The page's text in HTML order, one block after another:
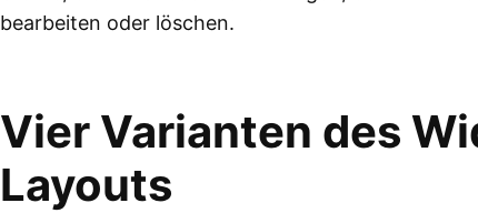
bearbeiten oder löschen.
Vier Varianten des
Layouts